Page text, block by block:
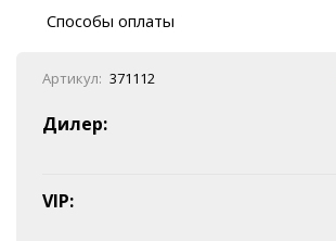
“BlaBlaCar” (по ЮФО)
Способы оплаты
Наличные
Эквайринг
Оплата на P/C
Артикул: 371112
Дилер:
VIP: